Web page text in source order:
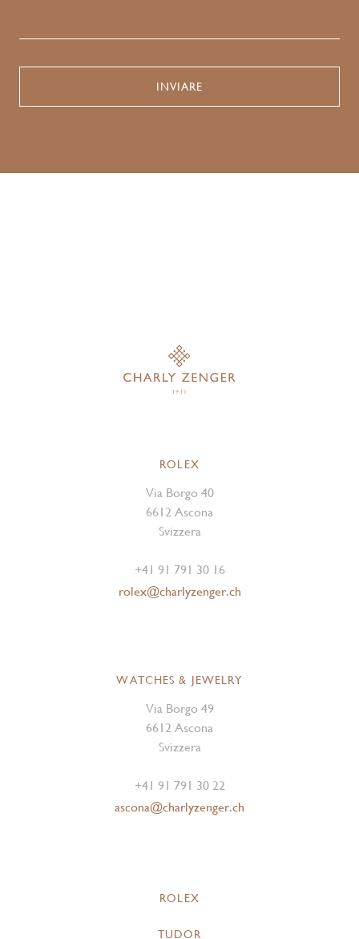
ROLEX
Via Borgo 40
6612 Ascona
Svizzera
+41 91 791 30 16
rolex@charlyzenger.ch
WATCHES & JEWELRY
Via Borgo 49
6612 Ascona
Svizzera
+41 91 791 30 22
ascona@charlyzenger.ch
ROLEX
TUDOR